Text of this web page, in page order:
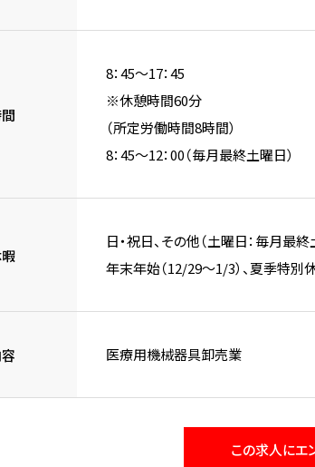
8：45～17：45
※休憩時間60分
（所定労働時間8時間）
8：45～12：00（毎月最終土曜日）
日・祝日、その他（土曜日：毎月最
年末年始（12/29～1/3）、夏季
医療用機械器具卸売業
この求人にエ